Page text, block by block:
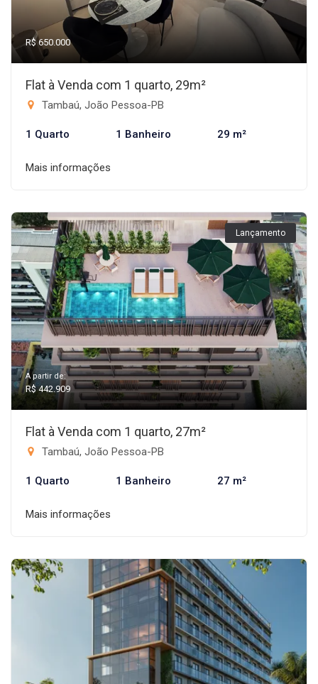
R$ 650.000
Flat à Venda com 1 quarto, 29m²
Tambaú, João Pessoa-PB
1 Quarto 1 Banheiro 29 m²
Mais informações
Lançamento
A partir de:
R$ 442.909
Flat à Venda com 1 quarto, 27m²
Tambaú, João Pessoa-PB
1 Quarto 1 Banheiro 27 m²
Mais informações